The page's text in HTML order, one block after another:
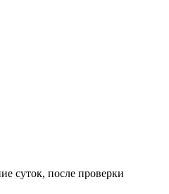
суток, после проверки